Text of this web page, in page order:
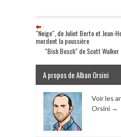
"Neige", de Juliet Berto et Jean-
mordent la poussière
"Bish Bosch" de Scott
A propos de Alban Orsini
Voir les
Orsini →